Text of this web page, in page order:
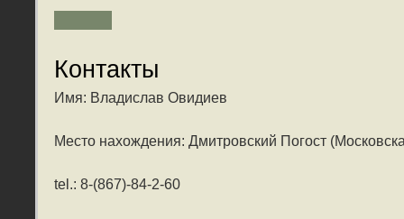
Контакты
Имя: Владислав Овидиев
Место нахождения: Дмитровский Погост
tel.: 8-(867)-84-2-60